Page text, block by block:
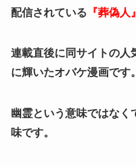
配信されている 『葬偽人』
連載直後に同サイトの人
に輝いたオバケ漫画です。
幽霊という意味ではなく
味です。